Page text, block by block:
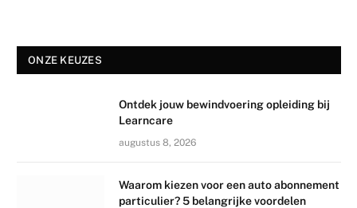
ONZE KEUZES
Ontdek jouw bewindvoering opleiding bij
Learncare
augustus 8, 2026
Waarom kiezen voor een auto abonnement
particulier? 5 belangrijke voordelen